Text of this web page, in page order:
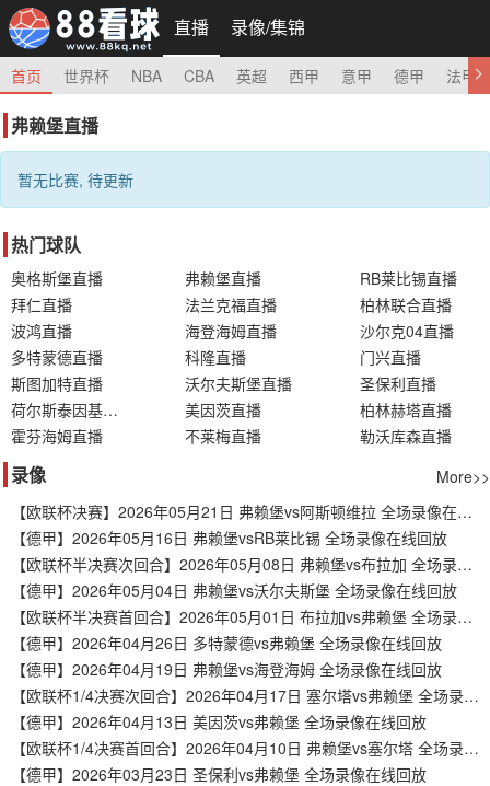
直播 录像/集锦
首页 世界杯 NBA CBA 英超 西甲 意甲 德甲 法甲
弗赖堡直播
暂无比赛, 待更新
热门球队
奥格斯堡直播 弗赖堡直播
RB莱比锡直播
拜仁直播
法兰克福直播
柏林联合直播
波鸿直播
海登海姆直播
沙尔克04直播
多特蒙德直播
科隆直播
门兴直播
斯图加特直播
沃尔夫斯堡直播
圣保利直播
荷尔斯泰因基尔直播
美因茨直播
柏林赫塔直播
霍芬海姆直播
不莱梅直播 勒沃库森直播
录像
More>>
【欧联杯决赛】2026年05月21日 弗赖堡vs阿斯顿维拉 全场录像在线回放
【德甲】2026年05月16日 弗赖堡vsRB莱比锡 全场录像在线回放
【欧联杯半决赛次回合】2026年05月08日 弗赖堡vs布拉加 全场录像在线回放
【德甲】2026年05月04日 弗赖堡vs沃尔夫斯堡 全场录像在线回放
【欧联杯半决赛首回合】2026年05月01日 布拉加vs弗赖堡 全场录像在线回放
【德甲】2026年04月26日 多特蒙德vs弗赖堡 全场录像在线回放
【德甲】2026年04月19日 弗赖堡vs海登海姆 全场录像在线回放
【欧联杯1/4决赛次回合】2026年04月17日 塞尔塔vs弗赖堡 全场录像在线回放
【德甲】2026年04月13日 美因茨vs弗赖堡 全场录像在线回放
【欧联杯1/4决赛首回合】2026年04月10日 弗赖堡vs塞尔塔 全场录像在线回放
【德甲】2026年03月23日 圣保利vs弗赖堡 全场录像在线回放